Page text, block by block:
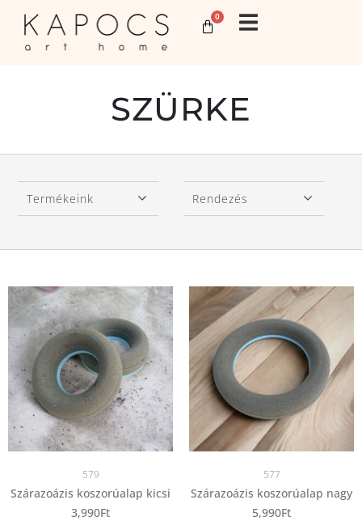
0
SZÜRKE
Termékeink Rendezés
579
Szárazoázis koszorúalap kicsi
3,990Ft
577
Szárazoázis koszorúalap nagy
5,990Ft